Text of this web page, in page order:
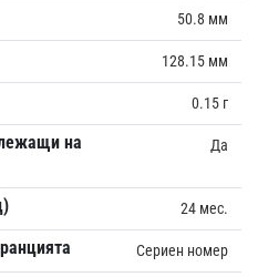
50.8 мм
128.15 мм
0.15 г
на
Да
24 мес.
Сериен номер